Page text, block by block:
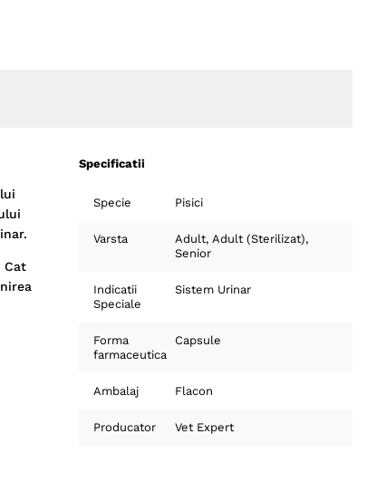
Cat
Specificatii
Specie Pisici
Varsta Adult Adult (Sterilizat)
Senior
Indicatii
Speciale
Sistem Urinar
Forma
farmaceutica
Capsule
Ambalaj Flacon
Producator Vet Expert